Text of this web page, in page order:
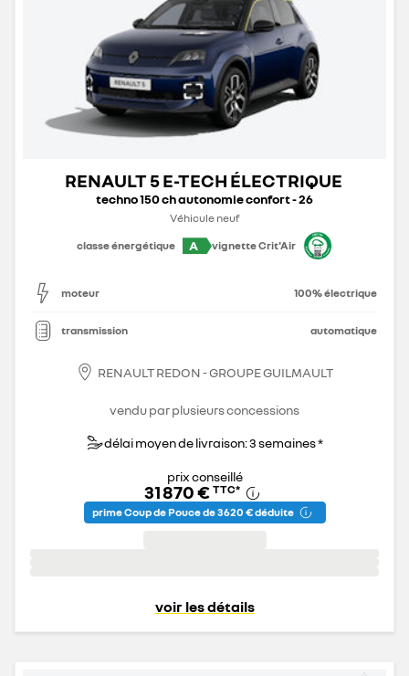
RENAULT 5 E-TECH ÉLECTRIQUE
techno 150 ch autonomie confort - 26
Véhicule neuf
classe énergétique
A vignette Crit'Air
moteur 100% électrique
transmission automatique
RENAULT REDON - GROUPE GUILMAULT
vendu par plusieurs concessions
délai moyen de livraison: 3 semaines *
prix conseillé
31 870 € TTC*
prime Coup de Pouce de 3 620 € déduite
voir les détails